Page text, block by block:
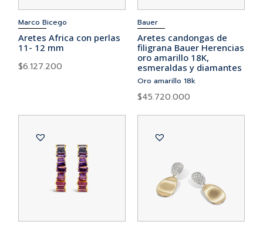
Marco Bicego
Aretes Africa con perlas
11- 12 mm
$6.127.200
Bauer
Aretes candongas de
filigrana Bauer Herencias
oro amarillo 18K,
esmeraldas y diamantes
Oro amarillo 18k
$45.720.000